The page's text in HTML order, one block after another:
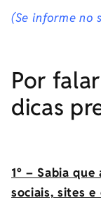
(Se informe no
Por
dicas
1º – Sabia
sociais, sites e